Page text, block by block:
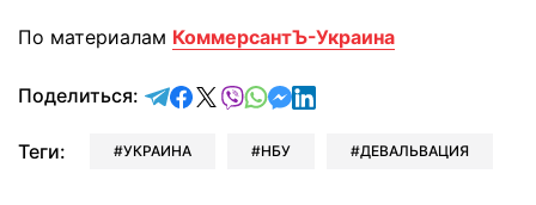
По материалам КоммерсантЪ-Украина
Поделиться: отправить в Telegram
поделиться в Facebook
поделиться в X
отправить в Viber
отправить в Whatsapp
отправить в Messenger
отправить в LinkedIn
Теги: УКРАИНА НБУ ДЕВАЛЬВАЦИЯ